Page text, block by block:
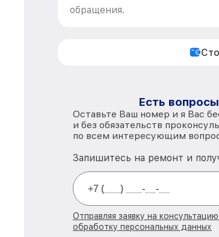
обращения.
Есть
Оставьте Ваш номер и я Вас
и без обязательств
по всем интересующим
Запишитесь на ремонт и
Отправляя заявку на
обработку персональных данных